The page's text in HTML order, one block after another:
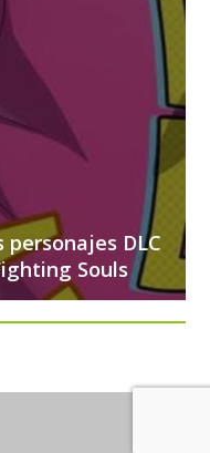
DLC
Souls